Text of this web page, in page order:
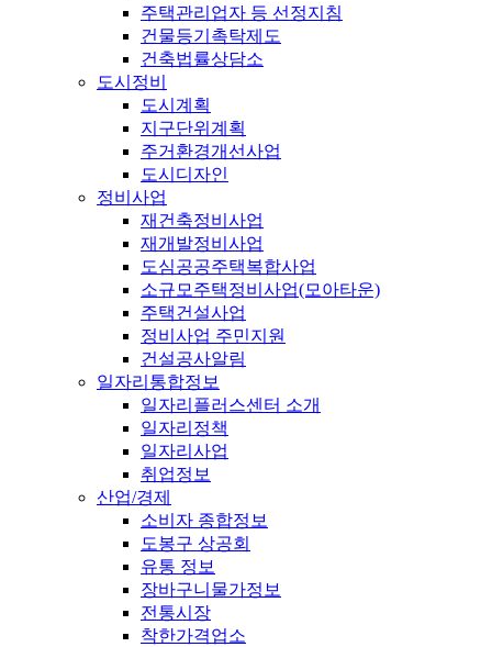
주택관리업자 등 선정지침
건물등기촉탁제도
건축법률상담소
도시정비
도시계획
지구단위계획
주거환경개선사업
도시디자인
정비사업
재건축정비사업
재개발정비사업
도심공공주택복합사업
소규모주택정비사업(모아타운)
주택건설사업
정비사업 주민지원
건설공사알림
일자리통합정보
일자리플러스센터 소개
일자리정책
일자리사업
취업정보
산업/경제
소비자 종합정보
도봉구 상공회
유통 정보
장바구니물가정보
전통시장
착한가격업소